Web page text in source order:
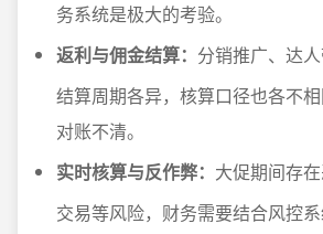
务系统是极大的考验。
返利与佣金结算： 分销推广、达
结算周期各异，核算口径也各不
对账不清。
实时核算与反作弊： 大促期间存
交易等风险，财务需要结合风控